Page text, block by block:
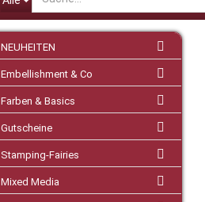
NEUHEITEN
Embellishment & Co
Farben & Basics
Gutscheine
Stamping-Fairies
Mixed Media